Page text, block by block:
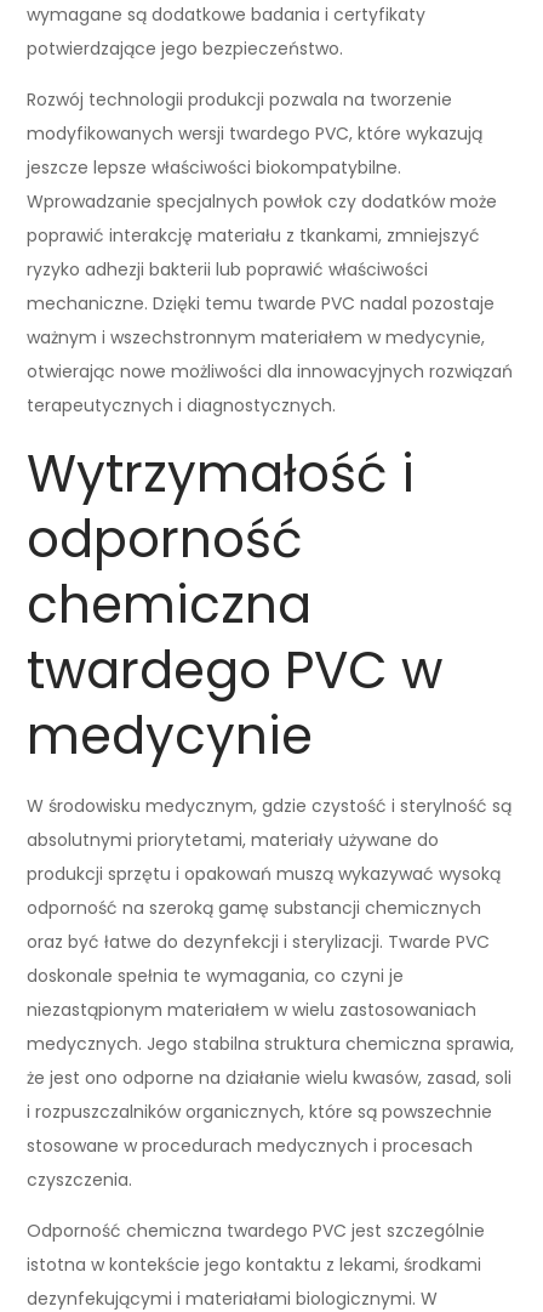
wymagane są dodatkowe badania i certyfikaty
potwierdzające jego bezpieczeństwo.
Rozwój technologii produkcji pozwala na tworzenie
modyfikowanych wersji twardego PVC, które wykazują
jeszcze lepsze właściwości biokompatybilne.
Wprowadzanie specjalnych powłok czy dodatków może
poprawić interakcję materiału z tkankami, zmniejszyć
ryzyko adhezji bakterii lub poprawić właściwości
mechaniczne. Dzięki temu twarde PVC nadal pozostaje
ważnym i wszechstronnym materiałem w medycynie,
otwierając nowe możliwości dla innowacyjnych rozwiązań
terapeutycznych i diagnostycznych.
Wytrzymałość i
odporność
chemiczna
twardego PVC w
medycynie
W środowisku medycznym, gdzie czystość i sterylność są
absolutnymi priorytetami, materiały używane do
produkcji sprzętu i opakowań muszą wykazywać wysoką
odporność na szeroką gamę substancji chemicznych
oraz być łatwe do dezynfekcji i sterylizacji. Twarde PVC
doskonale spełnia te wymagania, co czyni je
niezastąpionym materiałem w wielu zastosowaniach
medycznych. Jego stabilna struktura chemiczna sprawia,
że jest ono odporne na działanie wielu kwasów, zasad, soli
i rozpuszczalników organicznych, które są powszechnie
stosowane w procedurach medycznych i procesach
czyszczenia.
Odporność chemiczna twardego PVC jest szczególnie
istotna w kontekście jego kontaktu z lekami, środkami
dezynfekującymi i materiałami biologicznymi. W